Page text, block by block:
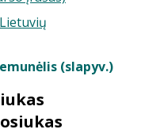
Lietuvių
(slapyv.)